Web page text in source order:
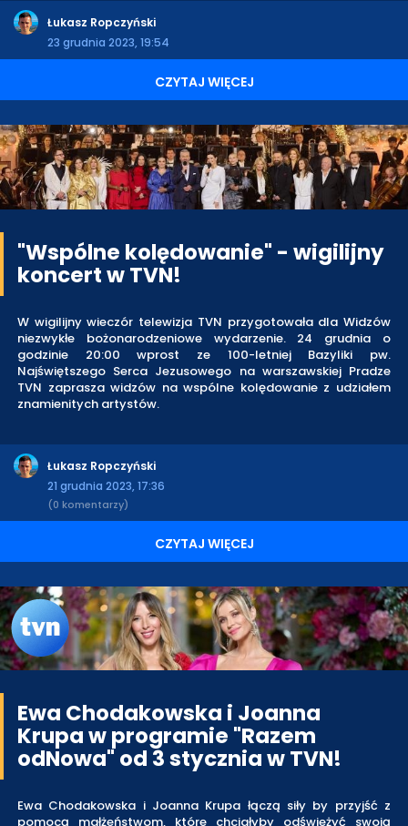
Łukasz Ropczyński
23 grudnia 2023, 19:54
CZYTAJ WIĘCEJ
"Wspólne kolędowanie" - wigilijny
koncert w TVN!
W wigilijny wieczór telewizja TVN przygotowała dla Widzów
niezwykłe bożonarodzeniowe wydarzenie. 24 grudnia o
godzinie 20:00 wprost ze 100-letniej Bazyliki pw.
Najświętszego Serca Jezusowego na warszawskiej Pradze
TVN zaprasza widzów na wspólne kolędowanie z udziałem
znamienitych artystów.
Łukasz Ropczyński
21 grudnia 2023, 17:36
(0 komentarzy)
CZYTAJ WIĘCEJ
Ewa Chodakowska i Joanna
Krupa w programie "Razem
odNowa" od 3 stycznia w TVN!
Ewa Chodakowska i Joanna Krupa łączą siły by przyjść z
pomocą małżeństwom, które chciałyby odświeżyć swoją